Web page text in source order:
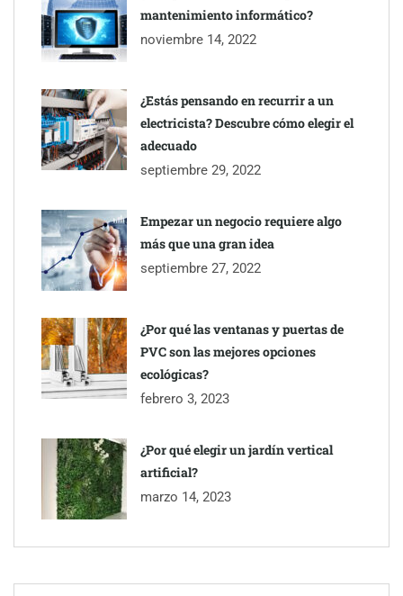
mantenimiento informático?
noviembre 14, 2022
¿Estás pensando en recurrir a un
electricista? Descubre cómo elegir el
adecuado
septiembre 29, 2022
Empezar un negocio requiere algo
más que una gran idea
septiembre 27, 2022
¿Por qué las ventanas y puertas de
PVC son las mejores opciones
ecológicas?
febrero 3, 2023
¿Por qué elegir un jardín vertical
artificial?
marzo 14, 2023